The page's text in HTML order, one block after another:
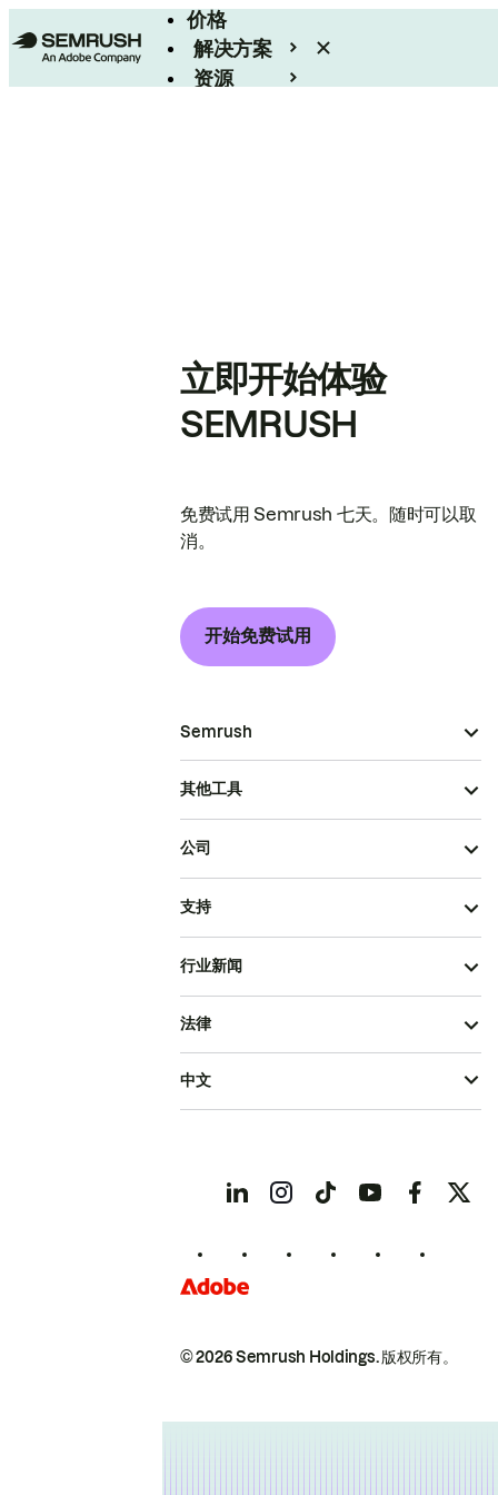
价格
解决方案
资源
立即开始体验
SEMRUSH
免费试用 Semrush 七天。随时可以取
消。
开始免费试用
Semrush
其他工具
公司
支持
行业新闻
© 2026 Semrush Holdings.版权所有。
法律
中文